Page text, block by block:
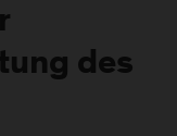
des